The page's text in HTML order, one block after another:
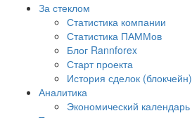
За стеклом
Статистика компании
Статистика ПАММов
Блог Rannforex
Старт проекта
История сделок (блокчейн)
Аналитика
Экономический календарь